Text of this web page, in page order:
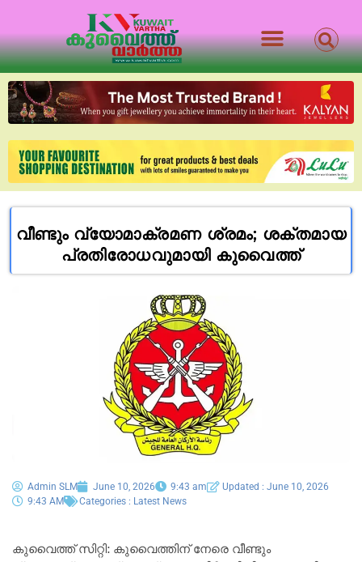
വീണ്ടും വ്യോമാക്രമണ ശ്രമം; ശക്തമായ
പ്രതിരോധവുമായി കുവൈത്ത്
Admin SLM June 10, 2026 9:43 am
Updated : June 10, 2026
9:43 AM
Categories : Latest News
കുവൈത്ത് സിറ്റി: കുവൈത്തിന് നേരെ വീണ്ടും